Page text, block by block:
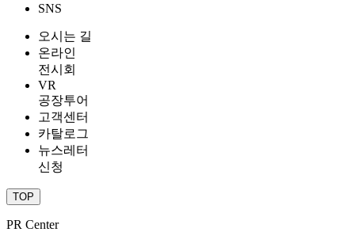
SNS
오시는 길
온라인
전시회
VR
공장투어
고객센터
카탈로그
뉴스레터
신청
TOP
PR Center